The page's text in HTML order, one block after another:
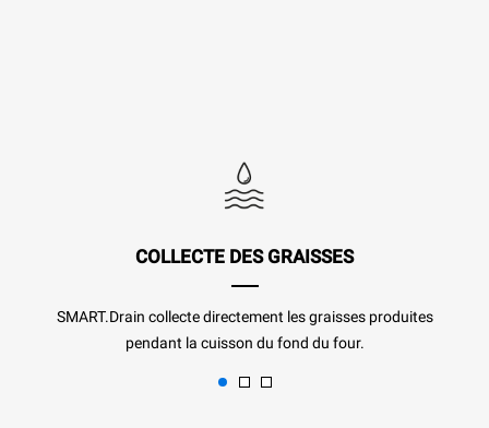
COLLECTE DES GRAISSES
SMART.Drain collecte directement les graisses produites
pendant la cuisson du fond du four.